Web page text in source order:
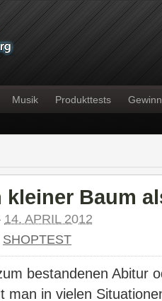
Musik Produkttests
kleiner Baum
14. APRIL 2012
SHOPTEST
bestandenen Abitur
man in vielen